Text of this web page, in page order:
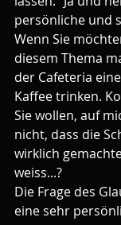
persönliche und
Wenn Sie
diesem Thema
der Cafeteria
Kaffee trinken.
Sie wollen, auf
nicht, dass die
wirklich
weiss...?
Die Frage des
eine sehr